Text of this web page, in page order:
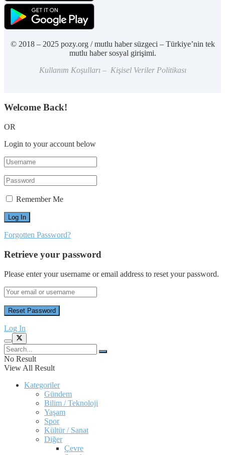
© 2018 – 2025 pozy.org / mutlu haber süzgeci – Türkiye’nin tek
mutlu haber sosyal girişimi.
Kullanım Koşulları – Kişisel Veriler Politikası
Welcome Back!
OR
Login to your account below
Remember Me
Forgotten Password?
Retrieve your password
Please enter your username or email address to reset your password.
Log In
No Result
View All Result
Kategoriler
Gündem
Bilim / Teknoloji
Yaşam
Spor
Kültür / Sanat
Diğer
Çevre